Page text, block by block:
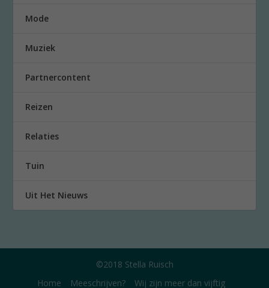
Mode
Muziek
Partnercontent
Reizen
Relaties
Tuin
Uit Het Nieuws
©2018 Stella Ruisch
Home
Meeschrijven? Wij zijn meer dan vijftig